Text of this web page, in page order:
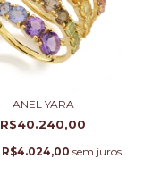
ANEL YARA
R$40.240,00
R$4.024,00 sem juros